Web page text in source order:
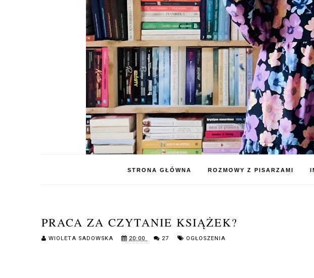
STRONA GŁÓWNA ROZMOWY Z PISARZAMI
PRACA ZA CZYTANIE KSIĄŻEK?
WIOLETA SADOWSKA 20:00 27 OGŁOSZENIA